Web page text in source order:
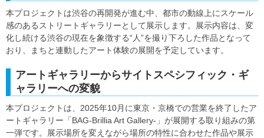
本プロジェクトは渋谷の再開発が進む中、都市の動線上にスケール
感のあるストリートギャラリーとして展示します。展示内容は、変
化し続ける渋谷の現在を象徴する“人”を撮り下ろした作品となって
おり、まちと連動したアート体験の展開を予定しています。
アートギャラリーからサイトスペシフィック・ギ
ャラリーへの変貌
本プロジェクトは、2025年10月に東京・京橋での営業を終了したア
ートギャラリー「BAG-Brillia Art Gallery-」が展開する取り組みの第
一弾です。展示場所を変えながら場所の特性に合わせた作品や展示